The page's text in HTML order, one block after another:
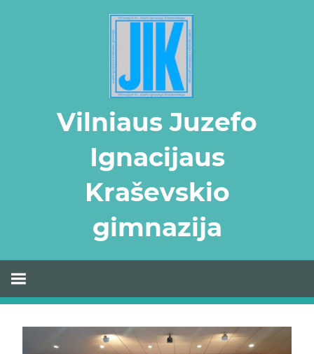
Vilniaus Juzefo
Ignacijaus
Kraševskio
gimnazija